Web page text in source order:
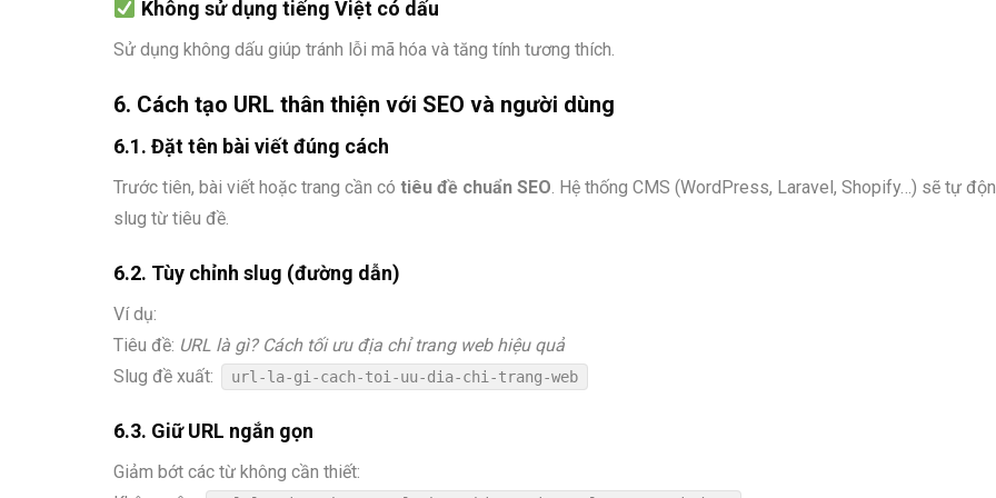
Không sử dụng tiếng Việt có dấu
Sử dụng không dấu giúp tránh lỗi mã hóa và tăng tính tương thích.
6. Cách tạo URL thân thiện với SEO và người dùng
6.1. Đặt tên bài viết đúng cách
Trước tiên, bài viết hoặc trang cần có tiêu đề chuẩn SEO. Hệ thống CMS (WordPress, Laravel, Shopify…) sẽ tự
slug từ tiêu đề.
6.2. Tùy chỉnh slug (đường dẫn)
Ví dụ:
Tiêu đề: URL là gì? Cách tối ưu địa chỉ trang web hiệu quả
Slug đề xuất:
url-la-gi-cach-toi-uu-dia-chi-trang-web
6.3. Giữ URL ngắn gọn
Giảm bớt các từ không cần thiết: